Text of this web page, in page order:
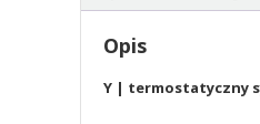
Opis
Y | termostatyczny